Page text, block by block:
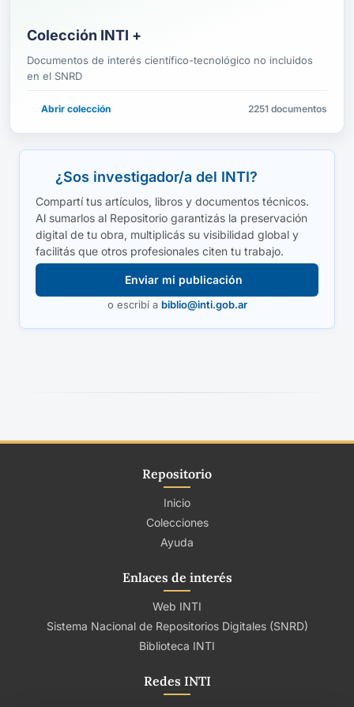
Colección INTI +
Documentos de interés científico-tecnológico no incluidos
en el SNRD
Abrir colección 2251 documentos
¿Sos investigador/a del INTI?
Compartí tus artículos, libros y documentos técnicos.
Al sumarlos al Repositorio garantizás la preservación
digital de tu obra, multiplicás su visibilidad global y
facilitás que otros profesionales citen tu trabajo.
Enviar mi publicación
o escribí a biblio@inti.gob.ar
Repositorio
Inicio
Colecciones
Ayuda
Enlaces de interés
Web INTI
Sistema Nacional de Repositorios Digitales (SNRD)
Biblioteca INTI
Redes INTI